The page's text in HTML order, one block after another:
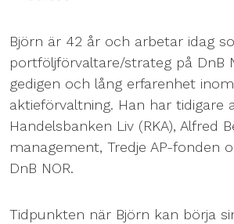
Björn är 42 år och arbetar idag
portföljförvaltare/strateg på DnB
gedigen och lång erfarenhet inom
aktieförvaltning. Han har tidigare
Handelsbanken Liv (RKA), Alfred
management, Tredje AP-fonden
DnB NOR.
Tidpunkten när Björn kan börja